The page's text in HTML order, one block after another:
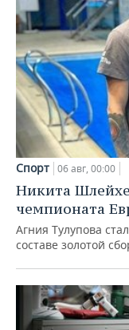
Спорт 06 авг, 00:00
Никита
чемпионата
Агния Тулупова
составе золотой